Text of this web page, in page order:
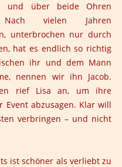
und über beide Ohren
vielen Jahren
unterbrochen nur durch
hat es endlich so richtig
ihr und dem Mann
nennen wir ihn Jacob.
rief Lisa an, um ihre
Event abzusagen. Klar will
verbringen – und nicht
ist schöner als verliebt zu